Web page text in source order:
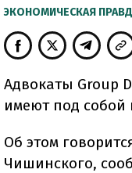
ЭКОНОМИЧЕСКАЯ
Адвокаты Group
имеют под
Об этом
Чишинского,